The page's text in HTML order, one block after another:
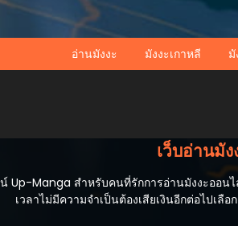
อ่านมังงะ มังงะเกาหลี
เว็บอ่านมั
Up-Manga สำหรับคนที่รักการอ่านมังงะออน
เวลาไม่มีความจำเป็นต้องเสียเงินอีกต่อไปเ